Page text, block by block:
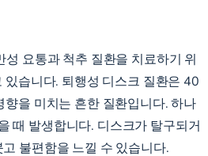
성 요통과척추 질환을 치료하기 위
있습니다. 퇴행성 디스크 질환은 40
향을 미치는 흔한 질환입니다. 하나
때 발생합니다. 디스크가 탈구되거
불편함을 느낄 수 있습니다.